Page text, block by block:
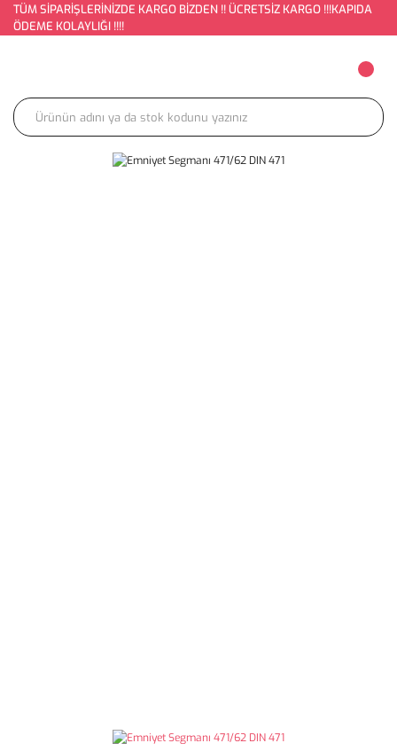
TÜM SİPARİŞLERİNİZDE KARGO BİZDEN !! ÜCRETSİZ KARGO !!!KAPIDA
ÖDEME KOLAYLIĞI !!!!